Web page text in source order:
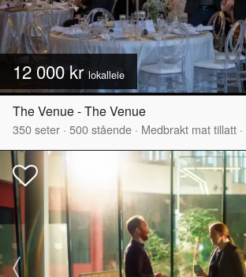
12 000 kr lokalleie
The Venue - The Venue
350seter · 500stående · Medbrakt mat tillatt ·